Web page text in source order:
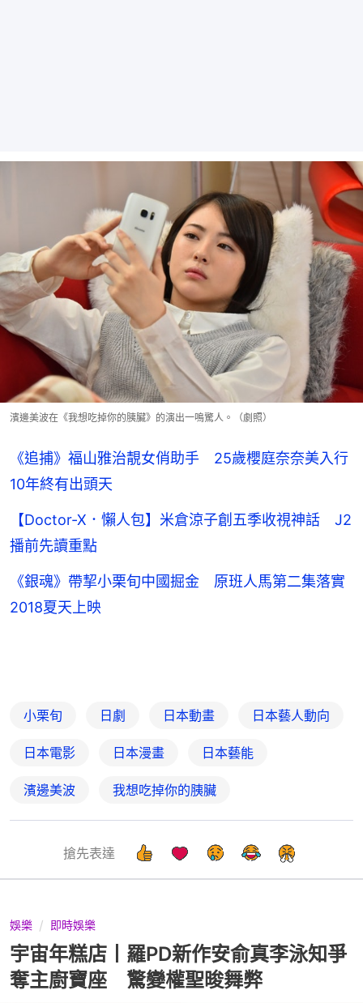
濱邊美波在《我想吃掉你的胰臟》的演出一鳴驚人。（劇照）
《追捕》福山雅治靚女俏助手 25歲櫻庭奈奈美入行
10年終有出頭天
【Doctor-X．懶人包】米倉涼子創五季收視神話 J2
播前先讀重點
《銀魂》帶挈小栗旬中國掘金 原班人馬第二集落實
2018夏天上映
小栗旬 日劇 日本動畫 日本藝人動向
日本電影 日本漫畫 日本藝能
濱邊美波 我想吃掉你的胰臟
搶先表達
娛樂 即時娛樂
宇宙年糕店丨羅PD新作安俞真李泳知爭
奪主廚寶座 驚變權聖晙舞弊